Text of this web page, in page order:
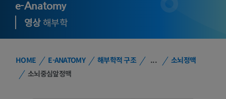
e-Anatomy
영상해부학
HOME E-ANATOMY 해부학적 구조 ...
소뇌정맥
소뇌중심앞정맥